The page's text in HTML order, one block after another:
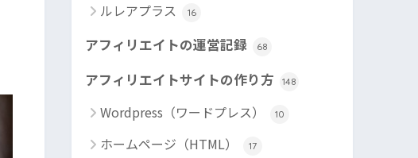
ルレアプラス 16
アフィリエイトの運営記録 68
アフィリエイトサイトの作り方 148
Wordpress（ワードプレス） 10
ホームページ（HTML） 17